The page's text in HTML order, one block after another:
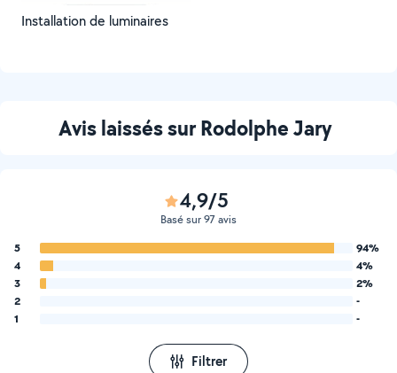
Installation de luminaires
Avis laissés sur Rodolphe Jary
4,9/5
Basé sur 97 avis
5
94%
4
4%
3
2%
2
-
1
-
Filtrer